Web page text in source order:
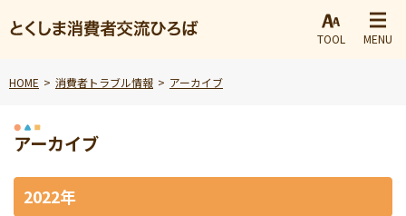
TOOL MENU
HOME 消費者トラブル情報 アーカイブ
アーカイブ
2022年